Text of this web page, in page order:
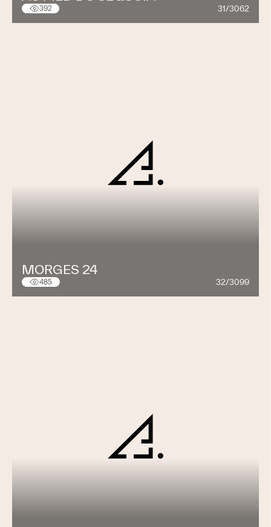
392 31/3062
MORGES 24
485 32/3099